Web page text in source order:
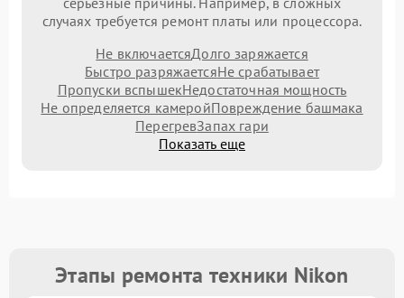
случаях требуется ремонт платы или процессора.
Не включаетсяДолго заряжается
Быстро разряжаетсяНе срабатывает
Пропуски вспышекНедостаточная мощность
Не определяется камеройПовреждение башмака
ПерегревЗапах гари
Показать еще
Этапы ремонта техники Nikon